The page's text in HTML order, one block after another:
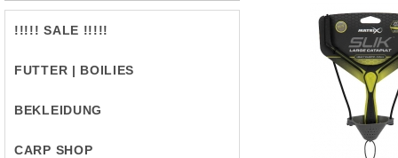
!!!!! SALE !!!!!
FUTTER | BOILIES
BEKLEIDUNG
CARP SHOP